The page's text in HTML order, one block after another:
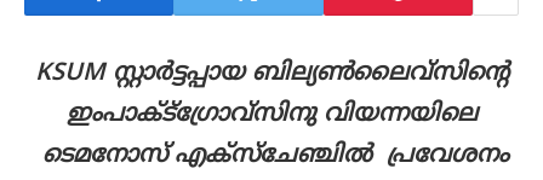
KSUM സ്റ്റാര്‍ട്ടപ്പായ ബില്യണ്‍ലൈവ്സിന്‍റെ
ഇംപാക്ട്ഗ്രോവ്സിനു വിയന്നയിലെ
ടെമനോസ് എക്സ്ചേഞ്ചിൽ പ്രവേശനം